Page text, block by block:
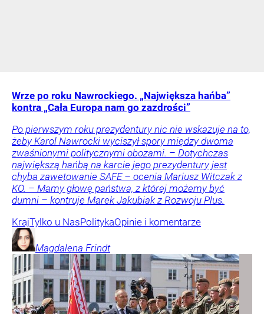
Wrze po roku Nawrockiego. „Największa hańba”
kontra „Cała Europa nam go zazdrości”
Po pierwszym roku prezydentury nic nie wskazuje na to,
żeby Karol Nawrocki wyciszył spory między dwoma
zwaśnionymi politycznymi obozami. – Dotychczas
największą hańbą na karcie jego prezydentury jest
chyba zawetowanie SAFE – ocenia Mariusz Witczak z
KO. – Mamy głowę państwa, z której możemy być
dumni – kontruje Marek Jakubiak z Rozwoju Plus.
KrajTylko u NasPolitykaOpinie i komentarze
Magdalena Frindt